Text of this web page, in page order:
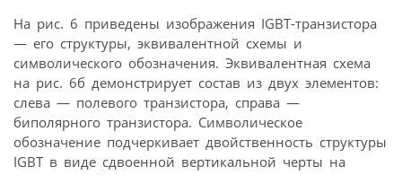
На рис. 6 приведены изображения IGBT-транзистора
— его структуры, эквивалентной схемы и
символического обозначения. Эквивалентная схема
на рис. 6б демонстрирует состав из двух элементов:
слева — полевого транзистора, справа —
биполярного транзистора. Символическое
обозначение подчеркивает двойственность структуры
IGBT в виде сдвоенной вертикальной черты на